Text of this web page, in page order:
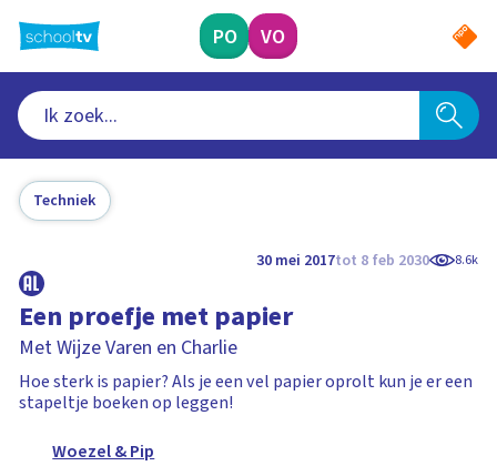
naar
hoofdinhoud
PO VO
Techniek
30 mei 2017tot 8 feb 2030 8.6k
Een proefje met papier
Met Wijze Varen en Charlie
Hoe sterk is papier? Als je een vel papier oprolt kun je er een
stapeltje boeken op leggen!
Woezel & Pip